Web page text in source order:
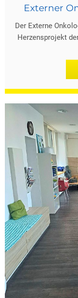
Externer
Der Externe
Herzensprojekt